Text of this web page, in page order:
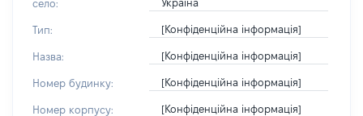
село:
Україна
Тип: [Конфіденційна інформація]
Назва: [Конфіденційна інформація]
Номер будинку: [Конфіденційна інформація]
Номер корпусу: [Конфіденційна інформація]